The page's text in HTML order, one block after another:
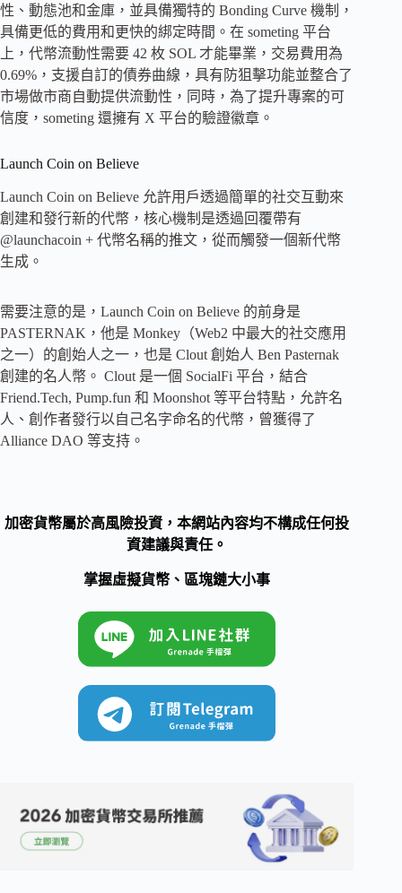
性、動態池和金庫，並具備獨特的 Bonding Curve 機制，
具備更低的費用和更快的綁定時間。在 someting 平台
上，代幣流動性需要 42 枚 SOL 才能畢業，交易費用為
0.69%，支援自訂的債券曲線，具有防狙擊功能並整合了
市場做市商自動提供流動性，同時，為了提升專案的可
信度，someting 還擁有 X 平台的驗證徽章。
Launch Coin on Believe
Launch Coin on Believe 允許用戶透過簡單的社交互動來
創建和發行新的代幣，核心機制是透過回覆帶有
@launchacoin + 代幣名稱的推文，從而觸發一個新代幣
生成。
需要注意的是，Launch Coin on Believe 的前身是
PASTERNAK，他是 Monkey（Web2 中最大的社交應用
之一）的創始人之一，也是 Clout 創始人 Ben Pasternak
創建的名人幣。 Clout 是一個 SocialFi 平台，結合
Friend.Tech, Pump.fun 和 Moonshot 等平台特點，允許名
人、創作者發行以自己名字命名的代幣，曾獲得了
Alliance DAO 等支持。
加密貨幣屬於高風險投資，本網站內容均不構成任何投
資建議與責任。
掌握虛擬貨幣、區塊鏈大小事